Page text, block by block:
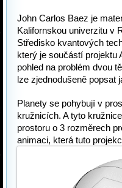
John Carlos Baez je
Kalifornskou univerzitu v
Středisko kvantových
který je součástí projektu
pohled na problém dvou
lze zjednodušeně popsat
Planety se pohybují v
kružnicích. A tyto
prostoru o 3 rozměrech
animaci, která tuto